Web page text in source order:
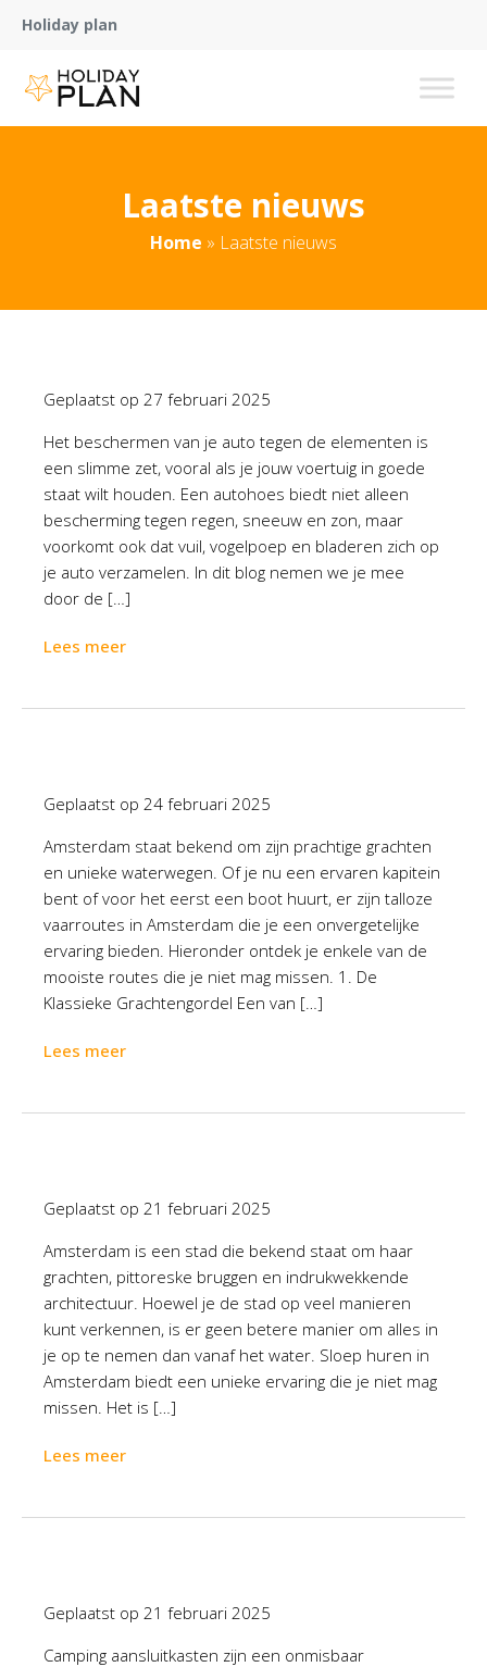
Holiday plan
Laatste nieuws
Home » Laatste nieuws
Geplaatst op 27 februari 2025
Het beschermen van je auto tegen de elementen is
een slimme zet, vooral als je jouw voertuig in goede
staat wilt houden. Een autohoes biedt niet alleen
bescherming tegen regen, sneeuw en zon, maar
voorkomt ook dat vuil, vogelpoep en bladeren zich op
je auto verzamelen. In dit blog nemen we je mee
door de […]
Lees meer
Geplaatst op 24 februari 2025
Amsterdam staat bekend om zijn prachtige grachten
en unieke waterwegen. Of je nu een ervaren kapitein
bent of voor het eerst een boot huurt, er zijn talloze
vaarroutes in Amsterdam die je een onvergetelijke
ervaring bieden. Hieronder ontdek je enkele van de
mooiste routes die je niet mag missen. 1. De
Klassieke Grachtengordel Een van […]
Lees meer
Geplaatst op 21 februari 2025
Amsterdam is een stad die bekend staat om haar
grachten, pittoreske bruggen en indrukwekkende
architectuur. Hoewel je de stad op veel manieren
kunt verkennen, is er geen betere manier om alles in
je op te nemen dan vanaf het water. Sloep huren in
Amsterdam biedt een unieke ervaring die je niet mag
missen. Het is […]
Lees meer
Geplaatst op 21 februari 2025
Camping aansluitkasten zijn een onmisbaar